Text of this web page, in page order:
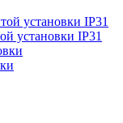
установки IP31
установки IP31